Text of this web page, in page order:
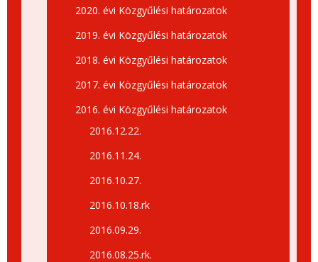
2020. évi Közgyűlési határozatok
2019. évi Közgyűlési határozatok
2018. évi Közgyűlési határozatok
2017. évi Közgyűlési határozatok
2016. évi Közgyűlési határozatok
2016.12.22.
2016.11.24.
2016.10.27.
2016.10.18.rk
2016.09.29.
2016.08.25.rk.